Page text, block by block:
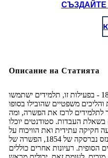
Описание на Статията
השפעות עיקריות של פשרת מיזורי של 1820 - בפעילות זו, תלמידים ישתמשו
משפטיים שהובילו בסופו
של 1820. זה יאפשר לתלמידים לרכז את הפשרה, ומה
העבדות. סטודנטים יוכלו
חקיקה עתידית ואת הוויכוח על
עבדות. נושאים שימושיים כוללים את החוק קנזס נברסקה של 1854, הפשרה של
הסופית. רעיונות אחרים כוללים